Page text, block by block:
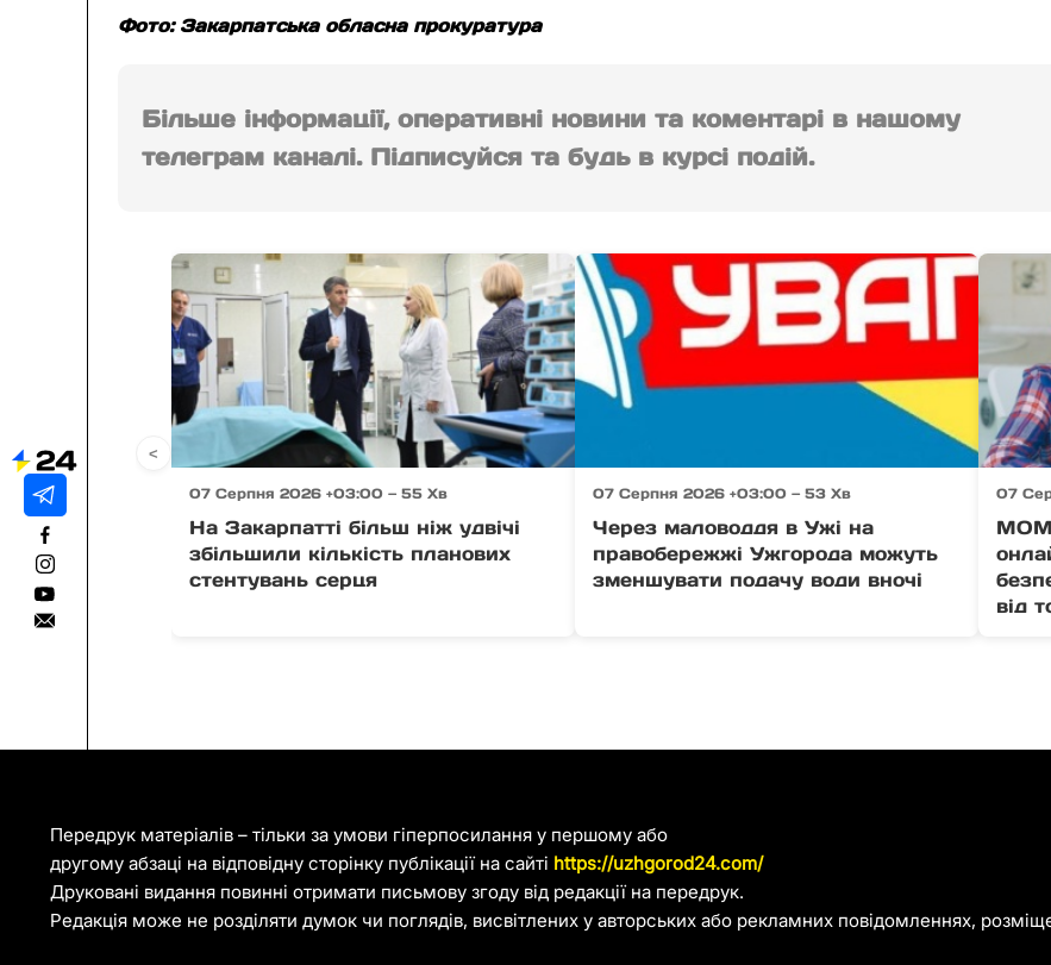
Фото: Закарпатська обласна прокуратура
Більше інформації, оперативні новини та коментарі в нашому
телеграм каналі. Підписуйся та будь в курсі подій.
07 Серпня 2026 +03:00 — 55 Хв
На Закарпатті більш ніж удвічі
збільшили кількість планових
стентувань серця
07 Серпня 2026 +03:00 — 53 Хв
Через маловоддя в Ужі на
правобережжі Ужгорода можуть
зменшувати подачу води вночі
07
МОМ
від
<
Передрук матеріалів – тільки за умови гіперпосилання у першому або
другому абзаці на відповідну сторінку публікації на сайті https://uzhgorod24.com/
Друковані видання повинні отримати письмову згоду від редакції на передрук.
Редакція може не розділяти думок чи поглядів, висвітлених у авторських або рекламних повідомленнях,